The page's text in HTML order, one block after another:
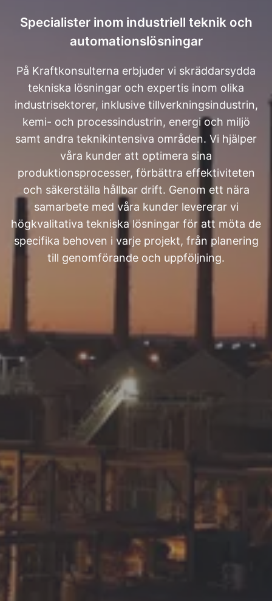
Specialister inom industriell teknik och
automationslösningar
På Kraftkonsulterna erbjuder vi skräddarsydda
tekniska lösningar och expertis inom olika
industrisektorer, inklusive tillverkningsindustrin,
kemi- och processindustrin, energi och miljö
samt andra teknikintensiva områden. Vi hjälper
våra kunder att optimera sina
produktionsprocesser, förbättra effektiviteten
och säkerställa hållbar drift. Genom ett nära
samarbete med våra kunder levererar vi
högkvalitativa tekniska lösningar för att möta de
specifika behoven i varje projekt, från planering
till genomförande och uppföljning.